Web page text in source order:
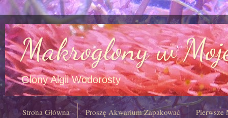
Makroglony w
Glony Algii Wodorosty
Strona Główna Proszę Akwarium Zapakować
Pierwsze